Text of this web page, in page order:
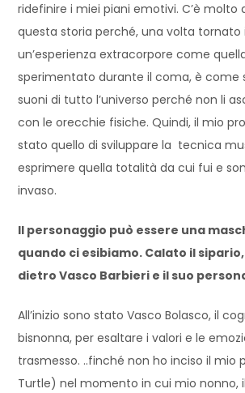
ridefinire i miei piani emotivi. C’è molto
questa storia perché, una volta tornato
un’esperienza extracorpore come
sperimentato durante il coma, è come
suoni di tutto l’universo perché non li
con le orecchie fisiche. Quindi, il mio
stato quello di sviluppare la tecnica
esprimere quella totalità da cui fui e
invaso.
Il personaggio può essere una
quando ci esibiamo. Calato il
dietro Vasco Barbieri e il suo
All’inizio sono stato Vasco Bolasco, il
bisnonna, per esaltare i valori e le
trasmesso. ..finché non ho inciso il mio
Turtle) nel momento in cui mio nonno,